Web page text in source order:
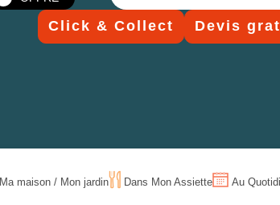
Click & Collect Devis
Ma maison / Mon jardin Dans Mon Assiette Au